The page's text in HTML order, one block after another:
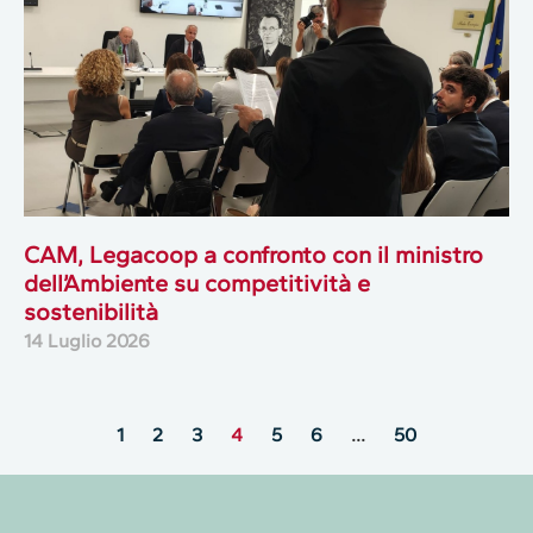
CAM, Legacoop a confronto con il ministro
dell’Ambiente su competitività e
sostenibilità
14 Luglio 2026
1 2 3 4 5 6 … 50